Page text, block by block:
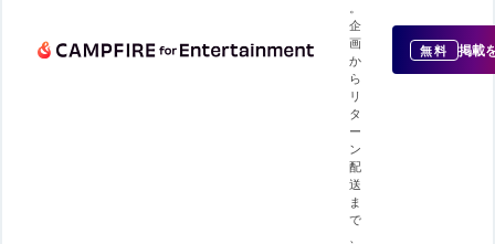
企
画
か
ら
リ
タ
ー
ン
配
送
ま
で
無料 掲載